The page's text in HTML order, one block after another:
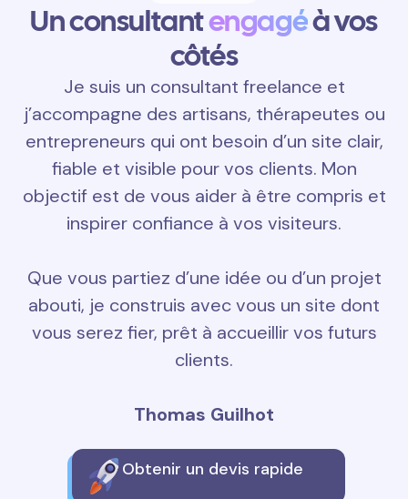
Un consultantengagéà vos
côtés
Je suis un consultant freelance et
j’accompagne des artisans, thérapeutes ou
entrepreneurs qui ont besoin d’un site clair,
fiable et visible pour vos clients. Mon
objectif est de vous aider à être compris et
inspirer confiance à vos visiteurs.
Que vous partiez d’une idée ou d’un projet
abouti, je construis avec vous un site dont
vous serez fier, prêt à accueillir vos futurs
clients.
Thomas Guilhot
Obtenir un devis rapide